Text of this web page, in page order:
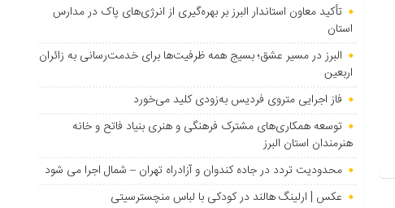
تأکید معاون استاندار البرز بر بهره‌گیری از انرژی‌های پاک در مدارس
استان
البرز در مسیر عشق؛ بسیج همه ظرفیت‌ها برای خدمت‌رسانی به زائران
اربعین
فاز اجرایی متروی فردیس به‌زودی کلید می‌خورد
توسعه همکاری‌های مشترک فرهنگی و هنری بنیاد فاتح و خانه
هنرمندان استان البرز
محدودیت تردد در جاده کندوان و آزادراه تهران – شمال اجرا می شود
عکس | ارلینگ هالند در کودکی با لباس منچسترسیتی